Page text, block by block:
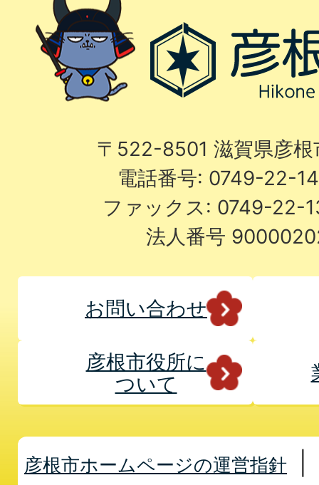
〒522-8501 滋賀県彦
電話番号: 0749-22-
ファックス: 0749-22-
法人番号
お問い合わせ
彦根市役所に
ついて
彦根市ホームページの運営指針